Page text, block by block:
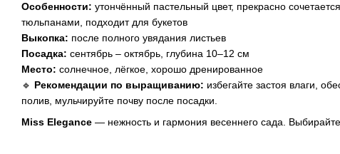
Особенности: утончённый пастельный цвет, прекрасно
тюльпанами, подходит для букетов
Выкопка: после полного увядания листьев
Посадка: сентябрь – октябрь, глубина 10–12 см
Место: солнечное, лёгкое, хорошо дренированное
🔹 Рекомендации по выращиванию: избегайте застоя влаги,
полив, мульчируйте почву после посадки.
Miss Elegance — нежность и гармония весеннего сада.